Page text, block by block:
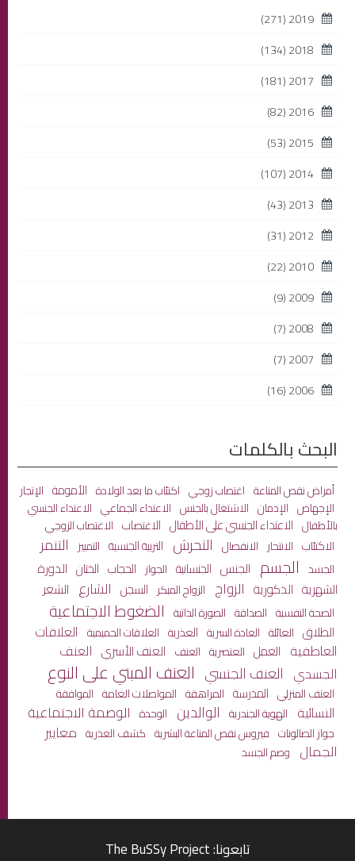
2019
(271)
2018
(134)
2017
(181)
2016
(82)
2015
(53)
2014
(107)
2013
(43)
2012
(31)
2010
(22)
2009
(9)
2008
(7)
2007
(7)
2006
(16)
البحث بالكلمات
أمراض نقص المناعة اغتصاب زوجي اكتئاب ما بعد الولادة الأمومة الإتجار
الإجهاض الإدمان الاشتغال بالجنس الاعتداء الجماعي الاعتداء الجنسي
بالأطفال الاعتداء الجنسي على الأطفال الاغتصاب الاغتصاب الزوجي
الاكتئاب الانتحار الانفصال التحرش التربية الجنسية التمييز التنمر
الجسد الجسم الجنس الجنسانية الجواز الحجاب الختان الدورة
الشهرية الذكورية الزواج الزواج المبكر السجن الشارع الشعر
الصحة النفسية الصداقة الصورة الذاتية الضغوط الاجتماعية
الطلاق العائلة العادة السرية العذرية العلاقات الحميمية العلاقات
العاطفية العمل العنصرية العنف العنف الأسري العنف
الجسدي العنف الجنسي العنف المبني على النوع
العنف المنزلي المدرسة المراهقة المواصلات العامة الموافقة
النسائية الهوية الجندرية الوالدين الوحدة الوصمة الاجتماعية
جواز الصالونات فيروس نقص المناعة البشرية كشف العذرية معايير
الجمال وصم الجسد
تابعونا: The BuSSy Project